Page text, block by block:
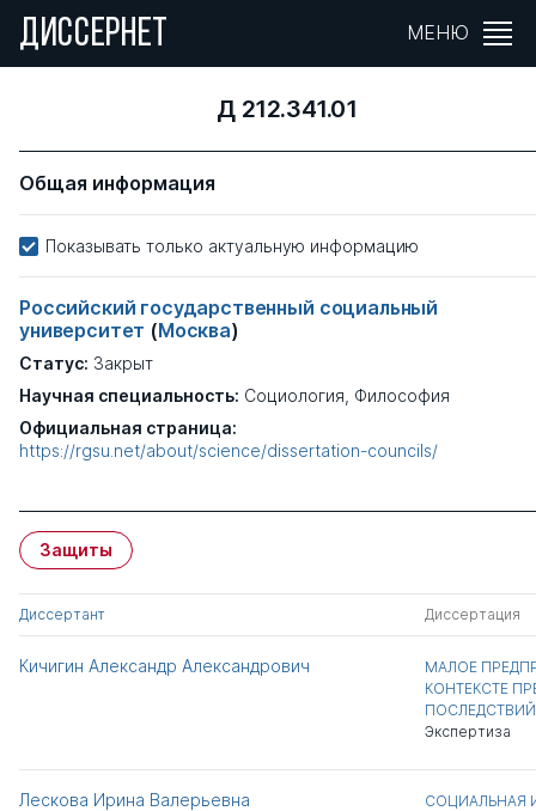
ДИССЕРНЕТ МЕНЮ
Д 212.341.01
Общая информация
Показывать только актуальную информацию
Российский государственный социальный
университет (Москва)
Статус: Закрыт
Научная специальность: Социология, Философия
Официальная страница:
https://rgsu.net/about/science/dissertation-councils/
Защиты
Диссертант Диссертация
Кичигин Александр Александрович
МАЛОЕ
КОНТЕКСТЕ
Экспертиза
Лескова Ирина Валерьевна
СОЦИАЛЬНАЯ